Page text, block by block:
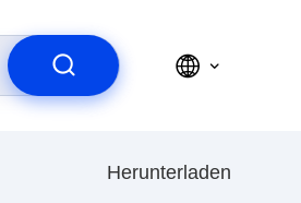
Herunterladen